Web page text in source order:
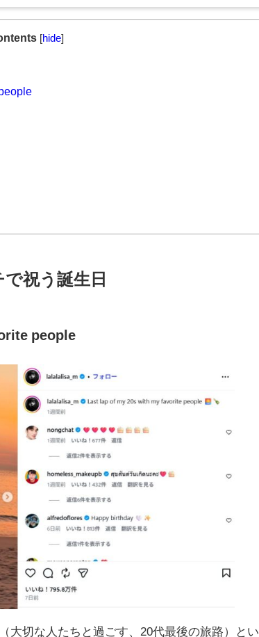
[hide]
祝う誕生日
people
大切な人たちと過ごす、 20代最後の旅路）とい